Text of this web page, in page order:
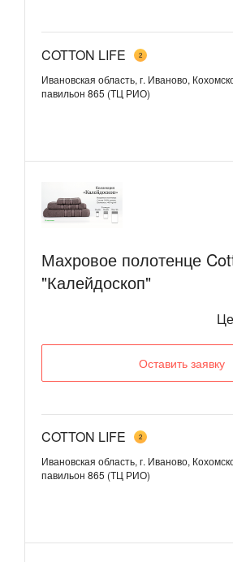
COTTON LIFE 2
Ивановская область, г. Иваново,
павильон 865 (ТЦ РИО)
Махровое полотенце
"Калейдоскоп"
Оставить заявку
COTTON LIFE 2
Ивановская область, г. Иваново,
павильон 865 (ТЦ РИО)